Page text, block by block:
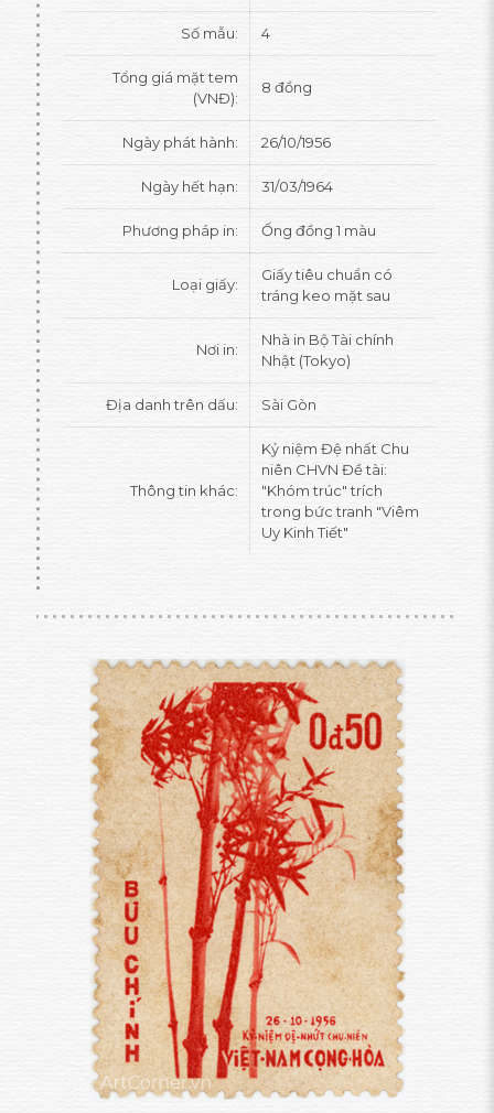
Số mẫu: 4
Tổng giá mặt tem
(VNĐ):
8 đồng
Ngày phát hành: 26/10/1956
Ngày hết hạn: 31/03/1964
Phương pháp in: Ống đồng 1 màu
Loại giấy:
Giấy tiêu chuẩn có
tráng keo mặt sau
Nơi in:
Nhà in Bộ Tài chính
Nhật (Tokyo)
Địa danh trên dấu: Sài Gòn
Thông tin khác:
Kỷ niệm Đệ nhất Chu
niên CHVN Đề tài:
"Khóm trúc" trích
trong bức tranh "Viêm
Uy Kinh Tiết"